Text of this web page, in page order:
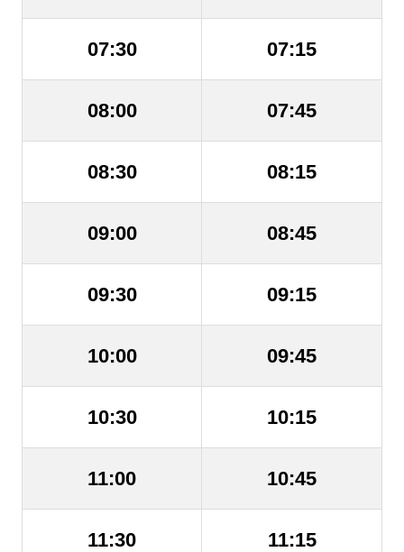
07:30 07:15
08:00 07:45
08:30 08:15
09:00 08:45
09:30 09:15
10:00 09:45
10:30 10:15
11:00 10:45
11:30 11:15